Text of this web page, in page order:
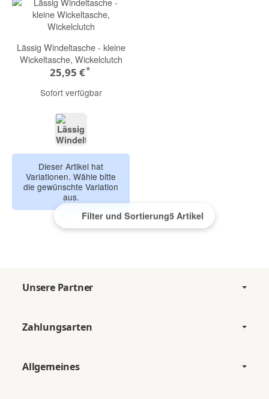
Filter und Sortierung5 Artikel
Lässig Windeltasche - kleine
Wickeltasche, Wickelclutch
25,95 €*
Sofort verfügbar
Dieser Artikel hat
Variationen. Wähle bitte
die gewünschte Variation
aus.
Unsere Partner
Zahlungsarten
Allgemeines